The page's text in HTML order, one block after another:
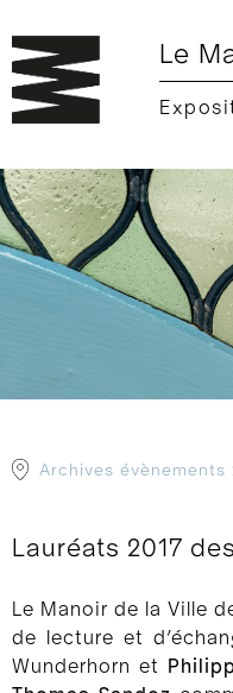
Le
Archives évènements
Lauréats 2017
Le Manoir de la Ville
de lecture et
Wunderhorn et